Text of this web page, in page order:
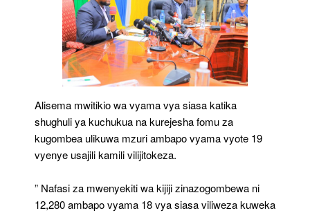
Alisema mwitikio wa vyama vya siasa katika
shughuli ya kuchukua na kurejesha fomu za
kugombea ulikuwa mzuri ambapo vyama vyote 19
vyenye usajili kamili vilijitokeza.
” Nafasi za mwenyekiti wa kijiji zinazogombewa ni
12,280 ambapo vyama 18 vya siasa viliweza kuweka